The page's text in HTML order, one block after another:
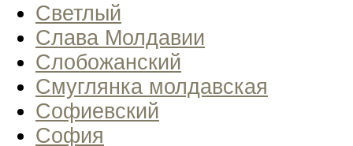
Светлый
Слава Молдавии
Слобожанский
Смуглянка молдавская
Софиевский
София